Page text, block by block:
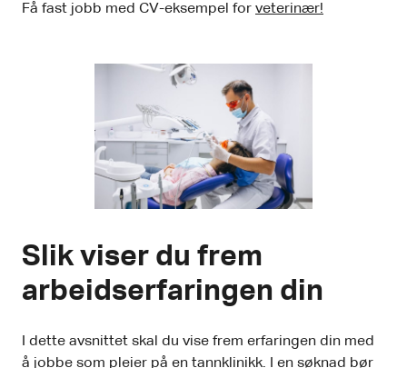
Få fast jobb med CV-eksempel for veterinær!
Slik viser du frem
arbeidserfaringen din
I dette avsnittet skal du vise frem erfaringen din med
å jobbe som pleier på en tannklinikk. I en søknad bør